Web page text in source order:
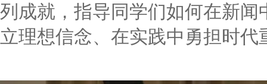
列成就，指导同学们如何在新
立理想信念、在实践中勇担时代